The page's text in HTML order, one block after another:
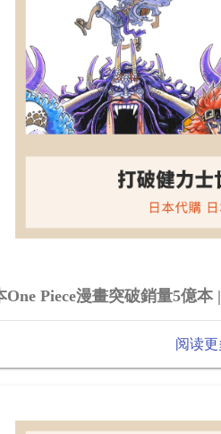
One Piece漫畫突破銷量5億
阅读更